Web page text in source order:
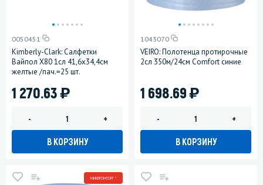
0050451
Kimberly-Clark: Салфетки
Вайпол Х80 1сл 41,6х34,4см
желтые /пач.=25 шт.
1 270.63)
- +
В КОРЗИНУ
1043070
VEIRO: Полотенца протирочные
2сл 350м/24см Comfort синие
1 698.69)
- +
В КОРЗИНУ
МИНПРОМТОРГ *